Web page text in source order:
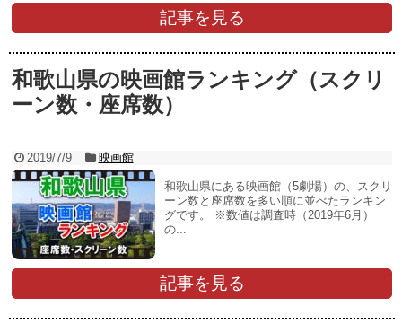
記事を見る
和歌山県の映画館ランキング（スクリ
ーン数・座席数）
2019/7/9 映画館
和歌山県にある映画館（5劇場）の、スクリ
ーン数と座席数を多い順に並べたランキン
グです。 ※数値は調査時（2019年6月）
の...
記事を見る